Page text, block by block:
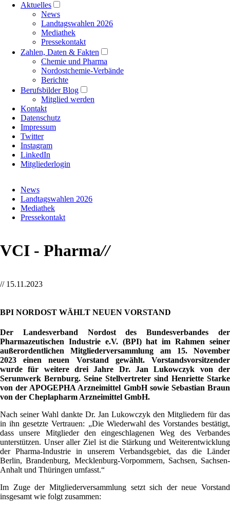
Aktuelles
News
Landtagswahlen 2026
Mediathek
Pressekontakt
Zahlen, Daten & Fakten
Chemie und Pharma
Nordostchemie-Verbände
Berichte
Berufsbilder Blog
Mitglied werden
Kontakt
Datenschutz
Impressum
Twitter
Instagram
LinkedIn
Mitgliederlogin
überspringen
News
Landtagswahlen 2026
Mediathek
Pressekontakt
VCI - Pharma//
// 15.11.2023
BPI NORDOST WÄHLT NEUEN VORSTAND
Der Landesverband Nordost des Bundesverbandes der
Pharmazeutischen Industrie e.V. (BPI) hat im Rahmen seiner
außerordentlichen Mitgliederversammlung am 15. November
2023 einen neuen Vorstand gewählt. Vorstandsvorsitzender
wurde für weitere drei Jahre Dr. Jan Lukowczyk von der
Serumwerk Bernburg. Seine Stellvertreter sind Henriette Starke
von der APOGEPHA Arzneimittel GmbH sowie Sebastian Braun
von der Cheplapharm Arzneimittel GmbH.
Nach seiner Wahl dankte Dr. Jan Lukowczyk den Mitgliedern für das
in ihn gesetzte Vertrauen: „Die Wiederwahl des Vorstandes bestätigt,
dass unsere Mitglieder den eingeschlagenen Weg des Verbandes
unterstützen. Unser aller Ziel ist die Stärkung und Weiterentwicklung
der Pharma-Industrie in unserem Verbandsgebiet, das die Länder
Berlin, Brandenburg, Mecklenburg-Vorpommern, Sachsen, Sachsen-
Anhalt und Thüringen umfasst.“
Im Zuge der Mitgliederversammlung setzt sich der neue Vorstand
insgesamt wie folgt zusammen: